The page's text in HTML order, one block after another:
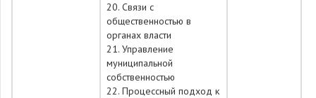
20. Связи с
общественностью в
органах власти
21. Управление
муниципальной
собственностью
22. Процессный подход к